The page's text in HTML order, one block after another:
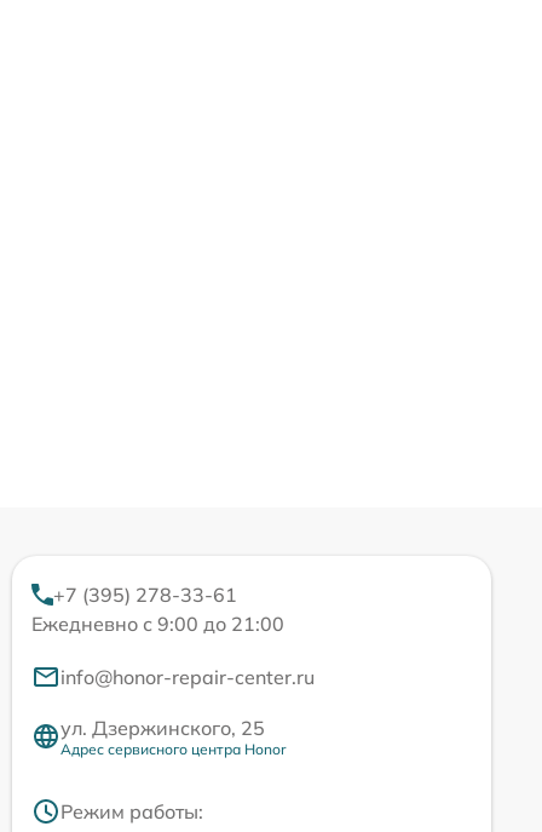
+7 (395) 278-33-61
Ежедневно с 9:00 до 21:00
info@honor-repair-center.ru
ул. Дзержинского, 25
Адрес сервисного центра Honor
Режим работы: